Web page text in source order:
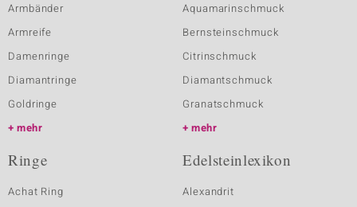
Armbänder
Armreife
Damenringe
Diamantringe
Goldringe
mehr
Aquamarinschmuck
Bernsteinschmuck
Citrinschmuck
Diamantschmuck
Granatschmuck
mehr
Ringe
Achat Ring
Edelsteinlexikon
Alexandrit